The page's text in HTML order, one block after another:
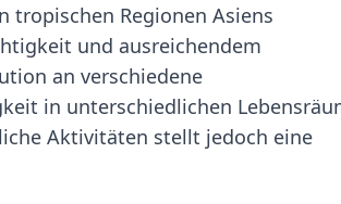
tropischen Regionen Asiens
und ausreichendem
an verschiedene
in unterschiedlichen
Aktivitäten stellt jedoch eine